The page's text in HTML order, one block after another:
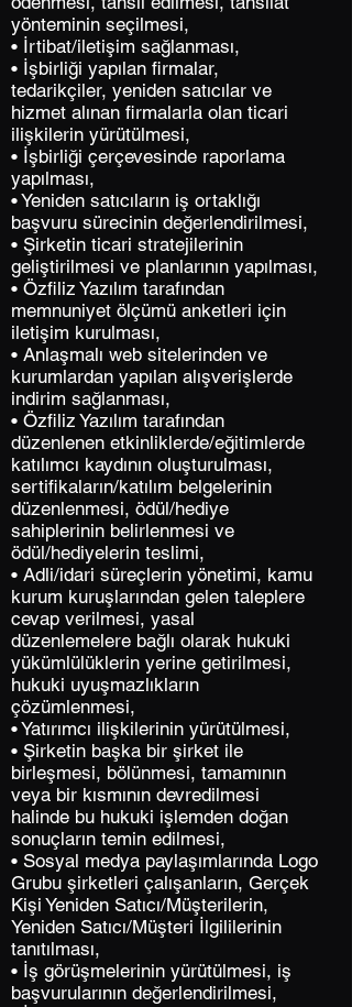
yönteminin seçilmesi,
• İrtibat/iletişim sağlanması,
• İşbirliği yapılan firmalar,
tedarikçiler, yeniden satıcılar ve
hizmet alınan firmalarla olan ticari
ilişkilerin yürütülmesi,
• İşbirliği çerçevesinde raporlama
yapılması,
• Yeniden satıcıların iş ortaklığı
başvuru sürecinin değerlendirilmesi,
• Şirketin ticari stratejilerinin
geliştirilmesi ve planlarının yapılması,
• Özfiliz Yazılım tarafından
memnuniyet ölçümü anketleri için
iletişim kurulması,
• Anlaşmalı web sitelerinden ve
kurumlardan yapılan alışverişlerde
indirim sağlanması,
• Özfiliz Yazılım tarafından
düzenlenen etkinliklerde/eğitimlerde
katılımcı kaydının oluşturulması,
sertifikaların/katılım belgelerinin
düzenlenmesi, ödül/hediye
sahiplerinin belirlenmesi ve
ödül/hediyelerin teslimi,
• Adli/idari süreçlerin yönetimi, kamu
kurum kuruşlarından gelen taleplere
cevap verilmesi, yasal
düzenlemelere bağlı olarak hukuki
yükümlülüklerin yerine getirilmesi,
hukuki uyuşmazlıkların
çözümlenmesi,
• Yatırımcı ilişkilerinin yürütülmesi,
• Şirketin başka bir şirket ile
birleşmesi, bölünmesi, tamamının
veya bir kısmının devredilmesi
halinde bu hukuki işlemden doğan
sonuçların temin edilmesi,
• Sosyal medya paylaşımlarında Logo
Grubu şirketleri çalışanların, Gerçek
Kişi Yeniden Satıcı/Müşterilerin,
Yeniden Satıcı/Müşteri İlgililerinin
tanıtılması,
• İş görüşmelerinin yürütülmesi, iş
başvurularının değerlendirilmesi,